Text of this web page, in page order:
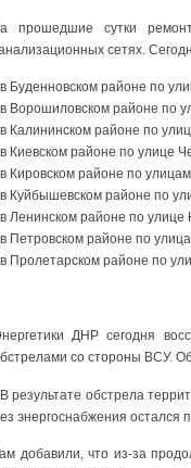
прошедшие сутки
сетях.
Буденновском районе по
Ворошиловском районе по
Калининском районе по
Киевском районе по улице
Кировском районе по
Куйбышевском районе по
Ленинском районе по улице
Петровском районе по
Пролетарском районе по
ДНР сегодня
со стороны ВСУ. Об
результате обстрела
энергоснабжения остался
добавили, что из-за